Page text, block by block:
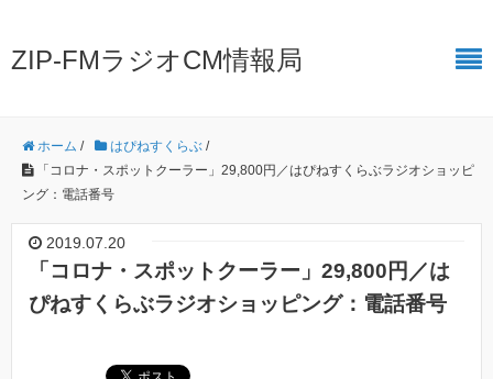
ZIP-FMラジオCM情報局
ホーム / はぴねすくらぶ /
「コロナ・スポットクーラー」29,800円／はぴねすくらぶラジオショッピ
ング：電話番号
2019.07.20
「コロナ・スポットクーラー」29,800円／は
ぴねすくらぶラジオショッピング：電話番号